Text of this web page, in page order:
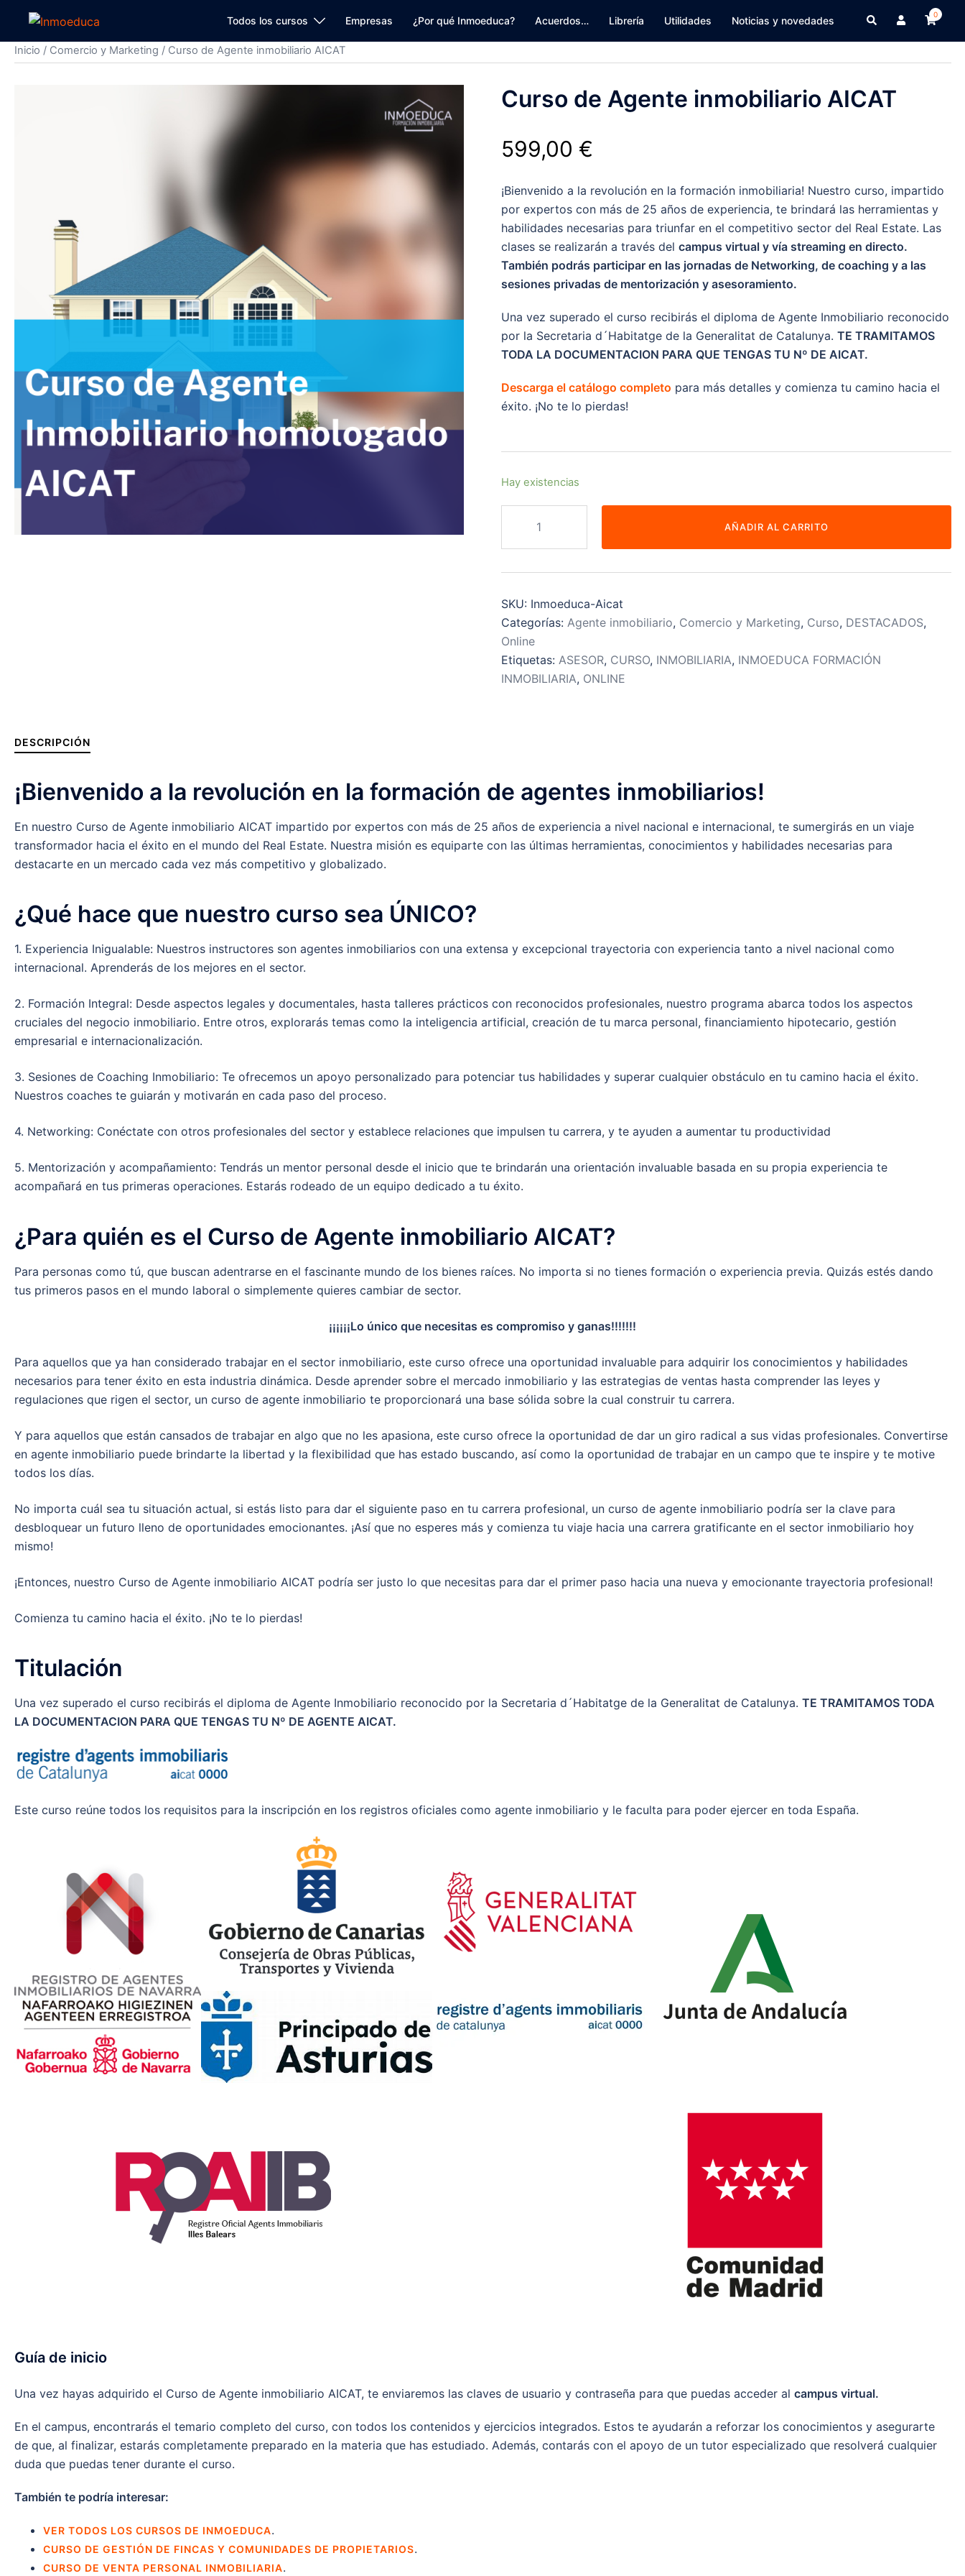
Todos los cursos Empresas ¿Por qué Inmoeduca? Acuerdos… Librería Utilidades Noticias y novedades
0
Inicio / Comercio y Marketing / Curso de Agente inmobiliario AICAT
Curso de Agente inmobiliario AICAT
599,00 €
¡Bienvenido a la revolución en la formación inmobiliaria! Nuestro curso, impartido
por expertos con más de 25 años de experiencia, te brindará las herramientas y
habilidades necesarias para triunfar en el competitivo sector del Real Estate. Las
clases se realizarán a través delcampus virtual y vía streaming en directo.
También podrás participar en las jornadas de Networking, de coaching y a las
sesiones privadas de mentorización y asesoramiento.
Una vez superado el curso recibirás el diploma de Agente Inmobiliario reconocido
por la Secretaria d´Habitatge de la Generalitat de Catalunya.TE TRAMITAMOS
TODA LA DOCUMENTACION PARA QUE TENGAS TU Nº DE AICAT.
Descarga el catálogo completo para más detalles y comienza tu camino hacia el
éxito. ¡No te lo pierdas!
Hay existencias
AÑADIR AL CARRITO
SKU: Inmoeduca-Aicat
Categorías: Agente inmobiliario, Comercio y Marketing, Curso, DESTACADOS,
Online
Etiquetas: ASESOR, CURSO, INMOBILIARIA, INMOEDUCA FORMACIÓN
INMOBILIARIA, ONLINE
DESCRIPCIÓN
¡Bienvenido a la revolución en la formación de agentes inmobiliarios!
En nuestro Curso de Agente inmobiliario AICAT impartido por expertos con más de 25 años de experiencia a nivel nacional e internacional, te sumergirás en un viaje
transformador hacia el éxito en el mundo del Real Estate. Nuestra misión es equiparte con las últimas herramientas, conocimientos y habilidades necesarias para
destacarte en un mercado cada vez más competitivo y globalizado.
¿Qué hace que nuestro curso sea ÚNICO?
1. Experiencia Inigualable: Nuestros instructores son agentes inmobiliarios con una extensa y excepcional trayectoria con experiencia tanto a nivel nacional como
internacional. Aprenderás de los mejores en el sector.
2. Formación Integral: Desde aspectos legales y documentales, hasta talleres prácticos con reconocidos profesionales, nuestro programa abarca todos los aspectos
cruciales del negocio inmobiliario. Entre otros, explorarás temas como la inteligencia artificial, creación de tu marca personal, financiamiento hipotecario, gestión
empresarial e internacionalización.
3. Sesiones de Coaching Inmobiliario: Te ofrecemos un apoyo personalizado para potenciar tus habilidades y superar cualquier obstáculo en tu camino hacia el éxito.
Nuestros coaches te guiarán y motivarán en cada paso del proceso.
4. Networking: Conéctate con otros profesionales del sector y establece relaciones que impulsen tu carrera, y te ayuden a aumentar tu productividad
5. Mentorización y acompañamiento: Tendrás un mentor personal desde el inicio que te brindarán una orientación invaluable basada en su propia experiencia te
acompañará en tus primeras operaciones. Estarás rodeado de un equipo dedicado a tu éxito.
¿Para quién es el Curso de Agente inmobiliario AICAT?
Para personas como tú, que buscan adentrarse en el fascinante mundo de los bienes raíces. No importa si no tienes formación o experiencia previa. Quizás estés dando
tus primeros pasos en el mundo laboral o simplemente quieres cambiar de sector.
¡¡¡¡¡¡Lo único que necesitas es compromiso y ganas!!!!!!!
Para aquellos que ya han considerado trabajar en el sector inmobiliario, este curso ofrece una oportunidad invaluable para adquirir los conocimientos y habilidades
necesarios para tener éxito en esta industria dinámica. Desde aprender sobre el mercado inmobiliario y las estrategias de ventas hasta comprender las leyes y
regulaciones que rigen el sector, un curso de agente inmobiliario te proporcionará una base sólida sobre la cual construir tu carrera.
Y para aquellos que están cansados de trabajar en algo que no les apasiona, este curso ofrece la oportunidad de dar un giro radical a sus vidas profesionales. Convertirse
en agente inmobiliario puede brindarte la libertad y la flexibilidad que has estado buscando, así como la oportunidad de trabajar en un campo que te inspire y te motive
todos los días.
No importa cuál sea tu situación actual, si estás listo para dar el siguiente paso en tu carrera profesional, un curso de agente inmobiliario podría ser la clave para
desbloquear un futuro lleno de oportunidades emocionantes. ¡Así que no esperes más y comienza tu viaje hacia una carrera gratificante en el sector inmobiliario hoy
mismo!
¡Entonces, nuestro Curso de Agente inmobiliario AICAT podría ser justo lo que necesitas para dar el primer paso hacia una nueva y emocionante trayectoria profesional!
Comienza tu camino hacia el éxito. ¡No te lo pierdas!
Titulación
Una vez superado el curso recibirás el diploma de Agente Inmobiliario reconocido por la Secretaria d´Habitatge de la Generalitat de Catalunya. TE TRAMITAMOS TODA
LA DOCUMENTACION PARA QUE TENGAS TU Nº DE AGENTE AICAT.
Este curso reúne todos los requisitos para la inscripción en los registros oficiales como agente inmobiliario y le faculta para poder ejercer en toda España.
Guía de inicio
Una vez hayas adquirido el Curso de Agente inmobiliario AICAT, te enviaremos las claves de usuario y contraseña para que puedas acceder al campus virtual.
En el campus, encontrarás el temario completo del curso, con todos los contenidos y ejercicios integrados. Estos te ayudarán a reforzar los conocimientos y asegurarte
de que, al finalizar, estarás completamente preparado en la materia que has estudiado. Además, contarás con el apoyo de un tutor especializado que resolverá cualquier
duda que puedas tener durante el curso.
También te podría interesar:
VER TODOS LOS CURSOS DE INMOEDUCA.
CURSO DE GESTIÓN DE FINCAS Y COMUNIDADES DE PROPIETARIOS.
CURSO DE VENTA PERSONAL INMOBILIARIA.